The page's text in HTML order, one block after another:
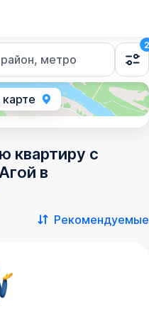
метро
2
квартиру с
в
Рекомендуемые